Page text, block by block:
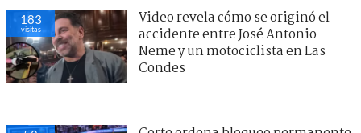
183
visitas
Video revela cómo se originó el
accidente entre José Antonio
Neme y un motociclista en Las
Condes